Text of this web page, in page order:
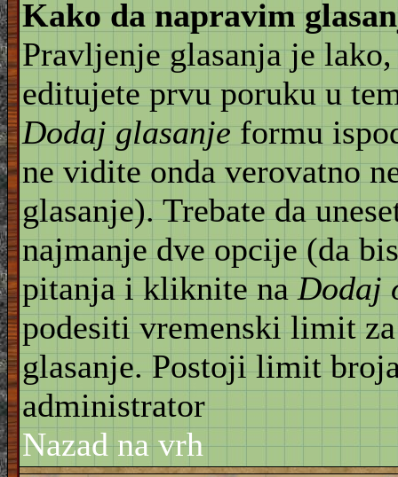
Kako da napravim
Pravljenje glasanja je
editujete prvu poruku u
Dodaj glasanjeformu
ne vidite onda verovatno
glasanje). Trebate da
najmanje dve opcije (da
pitanja i kliknite naDodaj
podesiti vremenski limit
glasanje. Postoji limit
administrator
Nazad na vrh